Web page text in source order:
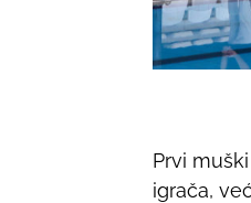
Prvi
igrača,